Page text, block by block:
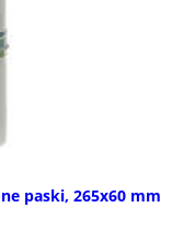
paski, 265x60 mm